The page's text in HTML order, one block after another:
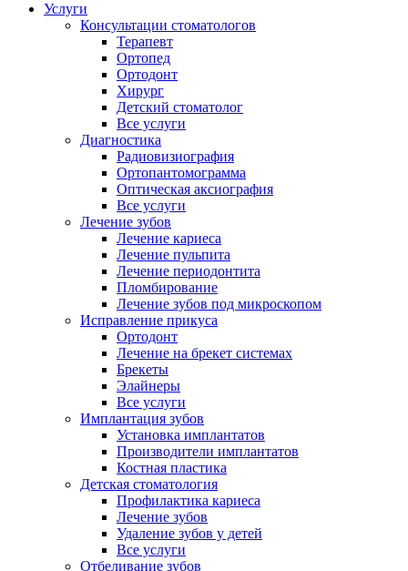
Услуги
Консультации стоматологов
Терапевт
Ортопед
Ортодонт
Хирург
Детский стоматолог
Все услуги
Диагностика
Радиовизиография
Ортопантомограмма
Оптическая аксиография
Все услуги
Лечение зубов
Лечение кариеса
Лечение пульпита
Лечение периодонтита
Пломбирование
Лечение зубов под микроскопом
Исправление прикуса
Ортодонт
Лечение на брекет системах
Брекеты
Элайнеры
Все услуги
Имплантация зубов
Установка имплантатов
Производители имплантатов
Костная пластика
Детская стоматология
Профилактика кариеса
Лечение зубов
Удаление зубов у детей
Все услуги
Отбеливание зубов